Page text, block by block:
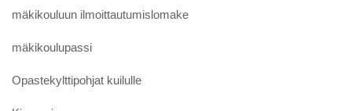
mäkikouluun ilmoittautumislomake
mäkikoulupassi
Opastekylttipohjat kuilulle